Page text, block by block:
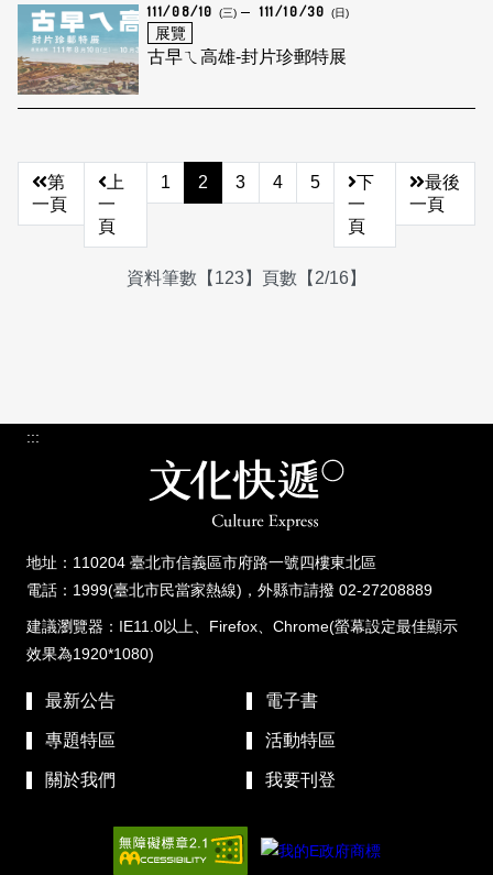
111/08/10 (三) 111/10/30 (日)
展覽
古早ㄟ高雄-封片珍郵特展
第
一頁
上
一
頁
1 2 3 4 5
下
一
頁
最後
一頁
資料筆數【123】頁數【2/16】
:::
地址：110204 臺北市信義區市府路一號四樓東北區
電話：1999(臺北市民當家熱線)，外縣市請撥 02-27208889
建議瀏覽器：IE11.0以上、Firefox、Chrome(螢幕設定最佳顯示
效果為1920*1080)
最新公告 電子書
專題特區 活動特區
關於我們 我要刊登